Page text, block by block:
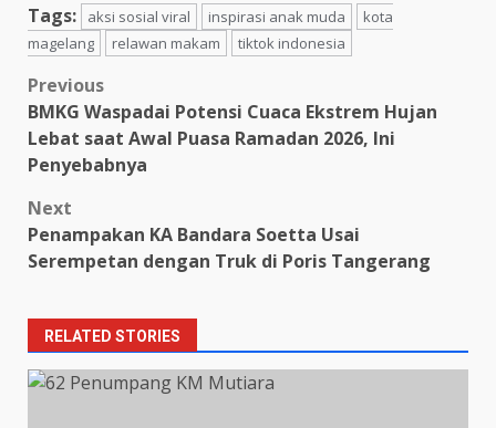
Tags: aksi sosial viral inspirasi anak muda
kota
magelang
relawan makam tiktok indonesia
Post
navigation
Previous
BMKG Waspadai Potensi Cuaca Ekstrem Hujan
Lebat saat Awal Puasa Ramadan 2026, Ini
Penyebabnya
Next
Penampakan KA Bandara Soetta Usai
Serempetan dengan Truk di Poris Tangerang
RELATED STORIES